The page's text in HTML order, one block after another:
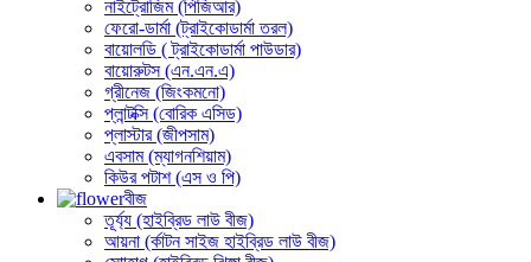
নাইট্রোজিম (পিজিআর)
ফেরো-ডার্মা (ট্রাইকোডার্মা তরল)
বায়োলডি ( ট্রাইকোডার্মা পাউডার)
বায়োরুটস (এন.এন.এ)
গ্রীনেজ (জিংকমনো)
প্লান্টক্সি (বোরিক এসিড)
প্লাস্টার (জীপসাম)
এবসাম (ম্যাগনশিয়াম)
কিউর পটাশ (এস ও পি)
বীজ
তূর্য্য (হাইব্রিড লাউ বীজ)
আয়না (র্কাটন সাইজ হাইব্রিড লাউ বীজ)